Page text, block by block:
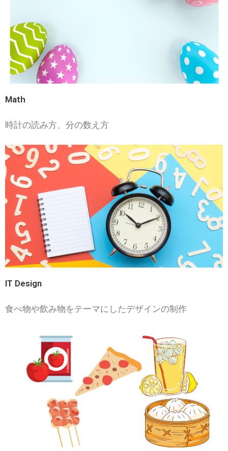
Math
時計の読み方、分の数え方
IT Design
食べ物や飲み物をテーマにしたデザインの制作